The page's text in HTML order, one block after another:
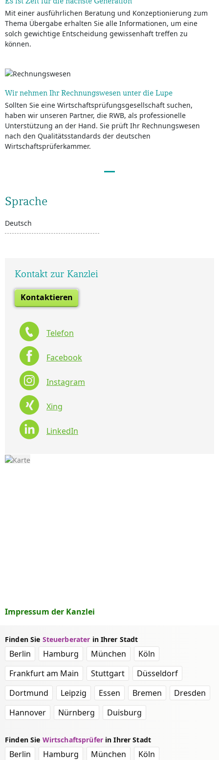
Mit einer ausführlichen Beratung und Konzeptionierung zum
Thema Übergabe erhalten Sie alle Informationen, um eine
solch gewichtige Entscheidung gewissenhaft treffen zu
können.
Wir nehmen Ihr Rechnungswesen unter die Lupe
Sollten Sie eine Wirtschaftsprüfungsgesellschaft suchen,
haben wir unseren Partner, die RWB, als professionelle
Unterstützung an der Hand. Sie prüft Ihr Rechnungswesen
nach den Qualitätsstandards der deutschen
Wirtschaftsprüferkammer.
Sprache
Deutsch
Kontakt zur Kanzlei
Kontaktieren
Telefon
Facebook
Instagram
Xing
LinkedIn
Impressum der Kanzlei
Finden Sie Steuerberater in Ihrer Stadt
Berlin Hamburg München
Köln
Frankfurt am Main
Stuttgart
Düsseldorf
Dortmund
Leipzig Essen Bremen
Dresden
Hannover
Nürnberg Duisburg
Finden Sie Wirtschaftsprüferin Ihrer Stadt
Berlin Hamburg München
Köln